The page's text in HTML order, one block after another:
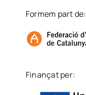
Formem part de:
Finançat per: